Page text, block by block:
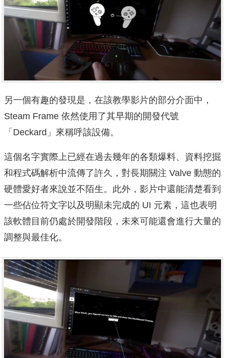
另一個有趣的發現是，在該教學影片的部分介面中，
Steam Frame 依然使用了其早期的開發代號
「Deckard」來稱呼該設備。
這個名字實際上已經在過去幾年的各類爆料、資料挖掘
和程式碼解析中流傳了許久，對長期關注 Valve 動態的
硬體愛好者來說並不陌生。此外，影片中還能清楚看到
一些佔位符文字以及明顯未完成的 UI 元素，這也表明
該軟體目前仍處於開發階段，未來可能還會進行大量的
調整與最佳化。